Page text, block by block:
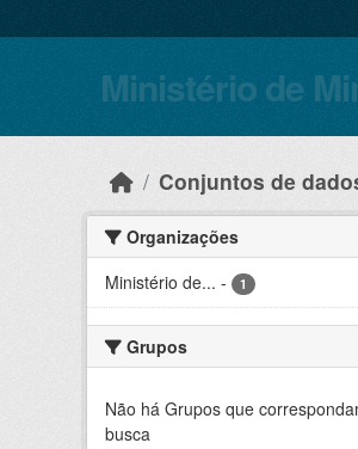
Ministério de
Conjuntos de
Organizações
Ministério de... - 1
Grupos
Não há Grupos que
busca